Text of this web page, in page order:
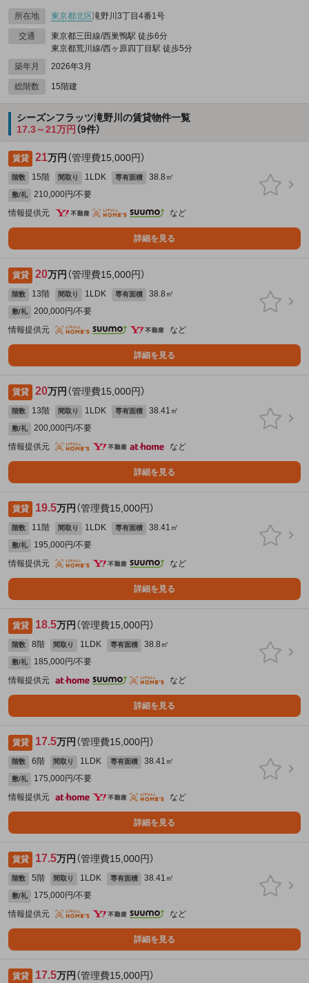
所在地 東京都北区滝野川3丁目4番1号
交通
東京都三田線/西巣鴨駅 徒歩6分
東京都荒川線/西ヶ原四丁目駅 徒歩5分
築年月
2026年3月
総階数 15階建
シーズンフラッツ滝野川の賃貸物件一覧
17.3～21万円 （9件）
賃貸 21万円 （管理費15,000円）
階数 15階 間取り 1LDK 専有面積 38.8㎡
敷/礼
210,000円/不要
情報提供元
など
詳細を見る
賃貸 20万円 （管理費15,000円）
階数 13階 間取り 1LDK 専有面積 38.8㎡
敷/礼
200,000円/不要
情報提供元
など
詳細を見る
賃貸 20万円 （管理費15,000円）
階数 13階 間取り 1LDK 専有面積 38.41㎡
敷/礼
200,000円/不要
情報提供元
など
詳細を見る
賃貸 19.5万円 （管理費15,000円）
階数 11階 間取り 1LDK 専有面積 38.41㎡
敷/礼
195,000円/不要
情報提供元
など
詳細を見る
賃貸 18.5万円 （管理費15,000円）
階数 8階 間取り 1LDK 専有面積 38.8㎡
敷/礼
185,000円/不要
情報提供元
など
詳細を見る
賃貸 17.5万円 （管理費15,000円）
階数 6階 間取り 1LDK 専有面積 38.41㎡
敷/礼
175,000円/不要
情報提供元
など
詳細を見る
賃貸 17.5万円 （管理費15,000円）
階数 5階 間取り 1LDK 専有面積 38.41㎡
敷/礼
175,000円/不要
情報提供元
など
詳細を見る
賃貸 17.5万円 （管理費15,000円）